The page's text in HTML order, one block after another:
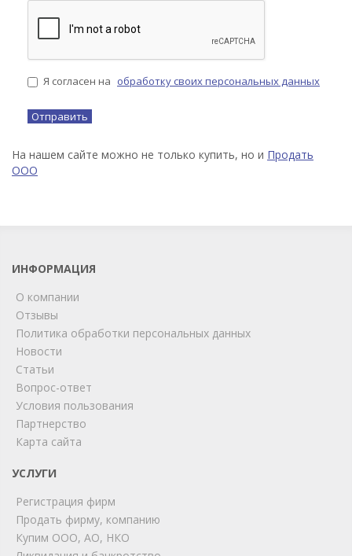
Я согласен на обработку своих персональных данных
На нашем сайте можно не только купить, но и Продать
ООО
ИНФОРМАЦИЯ
О компании
Отзывы
Политика обработки персональных данных
Новости
Статьи
Вопрос-ответ
Условия пользования
Партнерство
Карта сайта
УСЛУГИ
Регистрация фирм
Продать фирму, компанию
Купим ООО, АО, НКО
online
Позвоните нам или свяжитесь с нами через любой
удобный мессенджер!